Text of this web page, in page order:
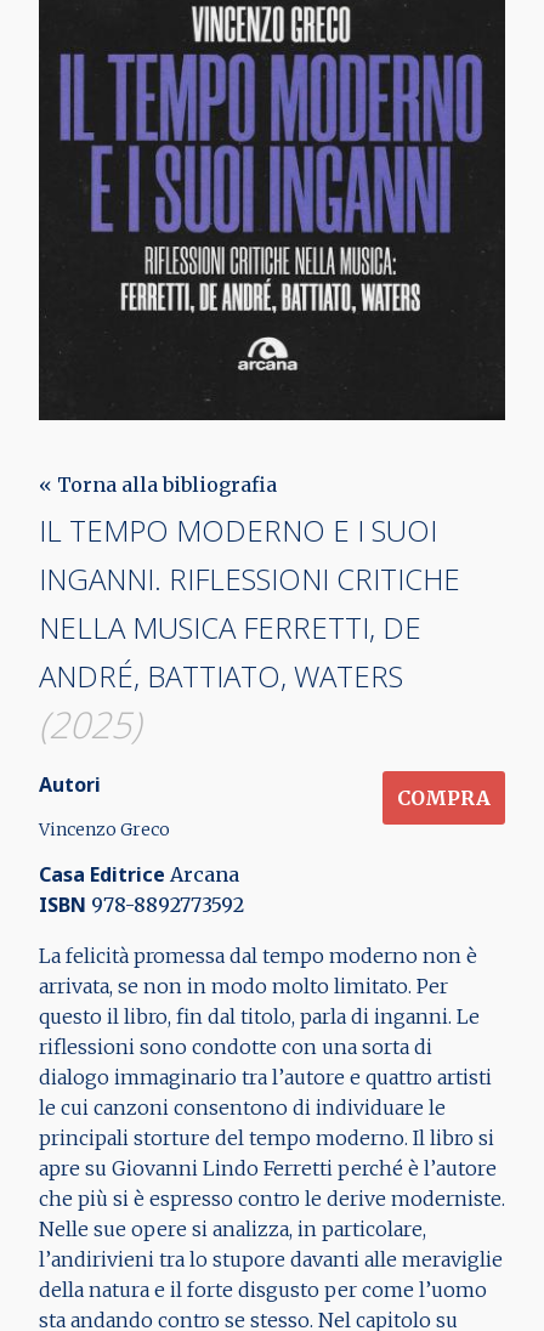
« Torna alla bibliografia
IL TEMPO MODERNO E I SUOI
INGANNI. RIFLESSIONI CRITICHE
NELLA MUSICA FERRETTI, DE
ANDRÉ, BATTIATO, WATERS
(2025)
Autori
Vincenzo Greco
Casa Editrice Arcana
ISBN 978-8892773592
COMPRA
La felicità promessa dal tempo moderno non è
arrivata, se non in modo molto limitato. Per
questo il libro, fin dal titolo, parla di inganni. Le
riflessioni sono condotte con una sorta di
dialogo immaginario tra l’autore e quattro artisti
le cui canzoni consentono di individuare le
principali storture del tempo moderno. Il libro si
apre su Giovanni Lindo Ferretti perché è l’autore
che più si è espresso contro le derive moderniste.
Nelle sue opere si analizza, in particolare,
l’andirivieni tra lo stupore davanti alle meraviglie
della natura e il forte disgusto per come l’uomo
sta andando contro se stesso. Nel capitolo su